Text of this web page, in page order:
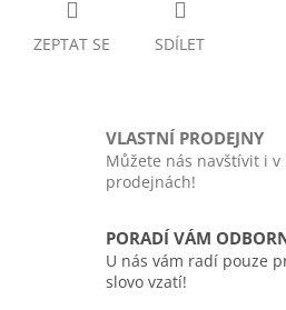
ZEPTAT SE SDÍLET
VLASTNÍ PRODEJNY
Můžete nás navštívit i
prodejnách!
PORADÍ VÁM
U nás vám radí pouze
slovo vzatí!